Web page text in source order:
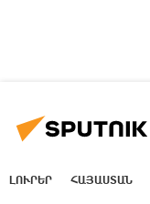
ԼՈՒՐԵՐ ՀԱՅԱՍՏԱՆ